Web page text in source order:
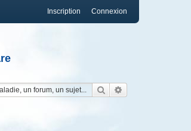
Connexion
Inscription
Rechercher